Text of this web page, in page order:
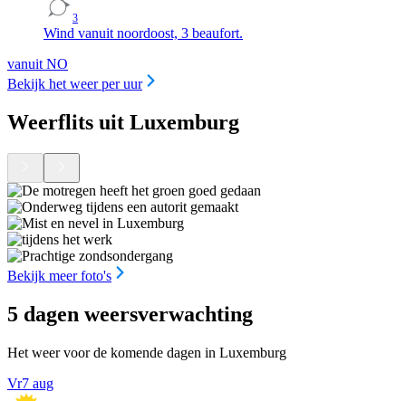
3
Wind vanuit noordoost, 3 beaufort.
vanuit NO
Bekijk het weer per uur
Weerflits uit Luxemburg
Bekijk meer foto's
5 dagen weersverwachting
Het weer voor de komende dagen in Luxemburg
Vr7 aug